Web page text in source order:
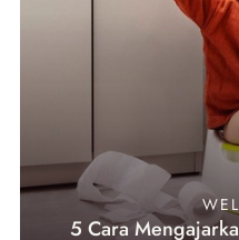
5 Cara